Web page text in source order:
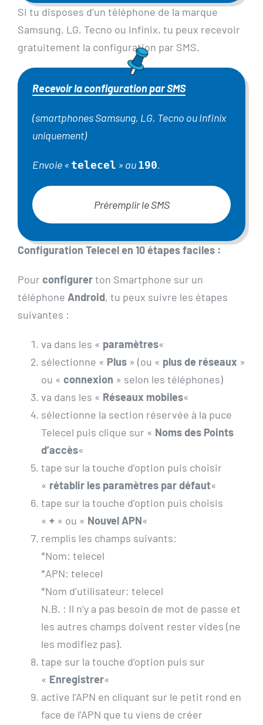
Si tu disposes d’un téléphone de la marque
Samsung, LG, Tecno ou Infinix, tu peux recevoir
gratuitement la configuration par SMS.
Recevoir la configuration par SMS
(smartphones Samsung, LG, Tecno ou Infinix
uniquement)
Envoie «telecel » au190.
Préremplir le SMS
Configuration Telecel en 10 étapes faciles :
Pour configurerton Smartphone sur un
téléphone Android, tu peux suivre les étapes
suivantes :
va dans les « paramètres«
sélectionne « Plus » (ou « plus de réseaux »
ou « connexion » selon les téléphones)
va dans les « Réseaux mobiles«
sélectionne la section réservée à la puce
Telecel puis clique sur « Noms des Points
d’accès«
tape sur la touche d’option puis choisir
« rétablir les paramètres par défaut«
tape sur la touche d’option puis choisis
« + » ou « Nouvel APN«
remplis les champs suivants:
*Nom: telecel
*APN: telecel
*Nom d’utilisateur: telecel
N.B. : Il n’y a pas besoin de mot de passe et
les autres champs doivent rester vides (ne
les modifiez pas).
tape sur la touche d’option puis sur
« Enregistrer«
active l’APN en cliquant sur le petit rond en
face de l’APN que tu viens de créer